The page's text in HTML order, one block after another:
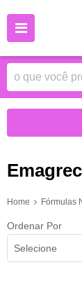
Home Fórmulas
Ordenar Por
Selecione